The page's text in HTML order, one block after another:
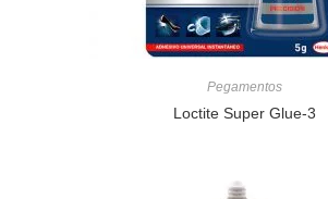
Pegamentos
Loctite Super Glue-3